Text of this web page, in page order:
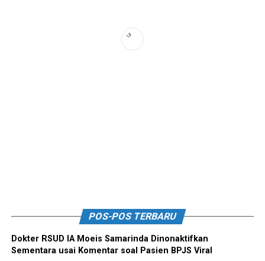
POS-POS TERBARU
Dokter RSUD IA Moeis Samarinda Dinonaktifkan
Sementara usai Komentar soal Pasien BPJS Viral